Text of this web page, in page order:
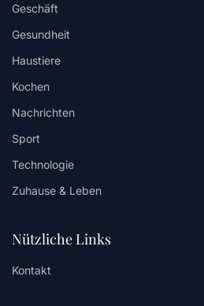
Geschäft
Gesundheit
Haustiere
Kochen
Nachrichten
Sport
Technologie
Zuhause & Leben
Nützliche Links
Kontakt